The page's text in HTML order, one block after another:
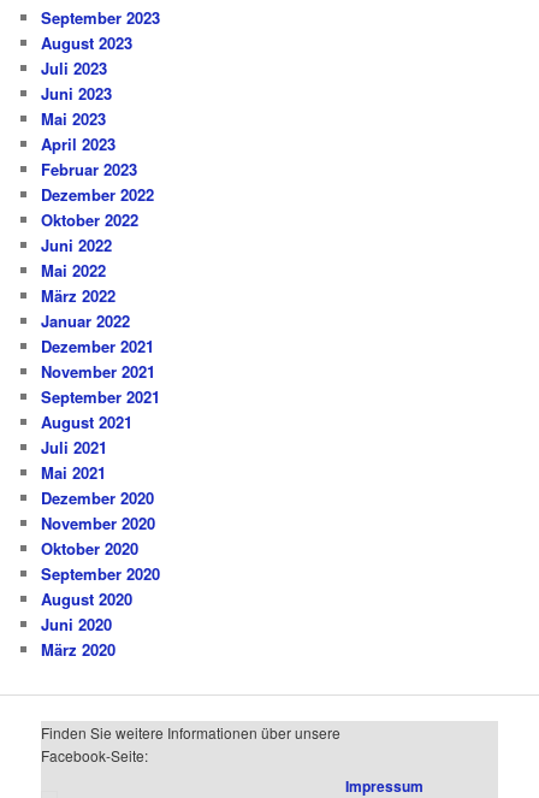
September 2023
August 2023
Juli 2023
Juni 2023
Mai 2023
April 2023
Februar 2023
Dezember 2022
Oktober 2022
Juni 2022
Mai 2022
März 2022
Januar 2022
Dezember 2021
November 2021
September 2021
August 2021
Juli 2021
Mai 2021
Dezember 2020
November 2020
Oktober 2020
September 2020
August 2020
Juni 2020
März 2020
Finden Sie weitere Informationen über unsere
Facebook-Seite:
Impressum